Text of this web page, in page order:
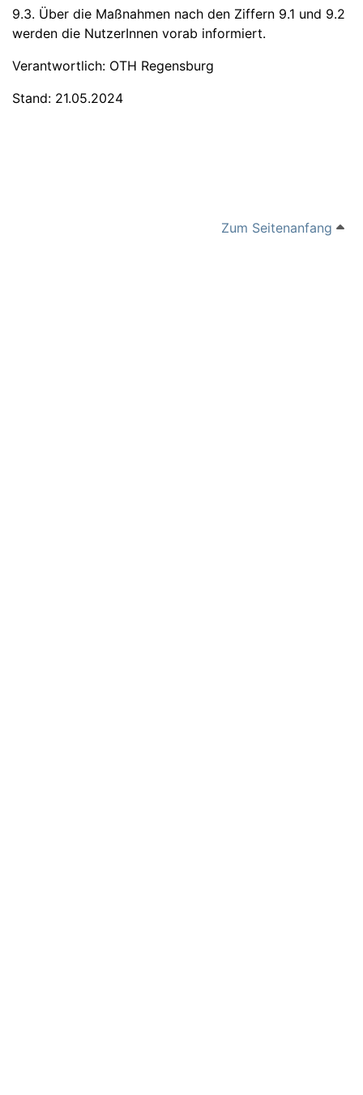
9.3. Über die Maßnahmen nach den Ziffern 9.1 und 9.2
werden die NutzerInnen vorab informiert.
Verantwortlich: OTH Regensburg
Stand: 21.05.2024
Zum Seitenanfang